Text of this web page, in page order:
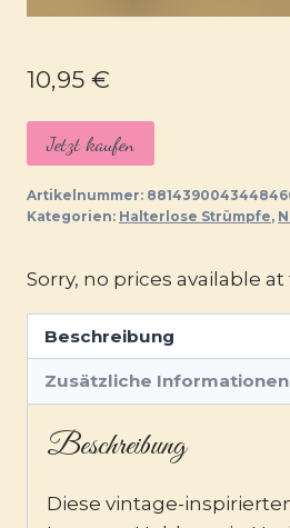
10,95 €
Jetzt kaufen
Artikelnummer:
Kategorien: Halterlose Strümpfe,
Sorry, no prices available
Beschreibung
Zusätzliche Informationen
Beschreibung
Diese vintage-